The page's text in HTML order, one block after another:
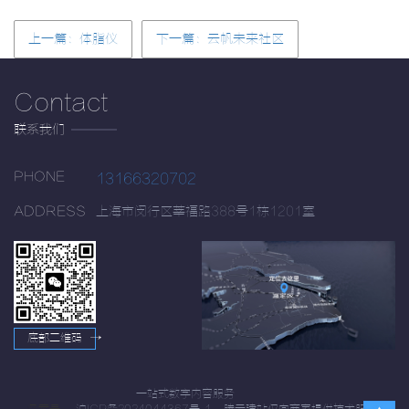
上一篇：体脂仪 下一篇：云帆未来社区
Contact
联系我们
PHONE 13166320702
ADDRESS 上海市闵行区莘福路388号1栋1201室
底部二维码 →
一站式数字内容服务